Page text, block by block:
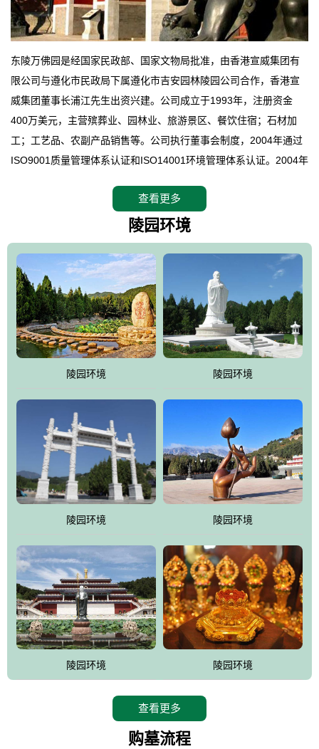
东陵万佛园是经国家民政部、国家文物局批准，由香港宣威集团有
限公司与遵化市民政局下属遵化市吉安园林陵园公司合作，香港宣
威集团董事长浦江先生出资兴建。公司成立于1993年，注册资金
400万美元，主营殡葬业、园林业、旅游景区、餐饮住宿；石材加
工；工艺品、农副产品销售等。公司执行董事会制度，2004年通过
ISO9001质量管理体系认证和ISO14001环境管理体系认证。2004年
拥有4A级旅游区头衔的花园式陵园，园内建有四星级酒店一座。
万佛园位于遵化市境内，座落在世界文化遗产清东陵地形墙内，地
形绝佳，地理位置优越，交通便利。公司以“建设全国顶级人生后花
园、打造佛教精品旅游圣地”为目标，以海外归侨、国内外知名人士
的墓地安葬、祭祀吊亡并结合旅游参观构成其主要使用功能；以苍
郁绚丽、优雅宜人的园林景观构成其外部形象。通过墓园建设与造
园手法相结合的默契操作，建成一处特色鲜明、服务周全、环境优
美、民族风格突出，与周边文物古迹交相呼应的极具吸引力的花园
式园林。
万佛园工程一期占地448亩，目前完成投资近12亿元人民币，园区采
用全仿古式建筑，寻求与世界文化遗产地清东陵的和谐统一，在园
区建设中寻求陵园建设与景区建设的有机融合，充分发挥独一无二
的地形优势，打造现代艺术园林，建设旅游景观、寺庙、酒店等综
合服务设施，服务于陵园经营，使企业的多元化经营项目相互依
托、相互促进，园区绿化覆盖率达90%。
查看更多
陵园环境
陵园环境 陵园环境
陵园环境 陵园环境
陵园环境 陵园环境
查看更多
购墓流程